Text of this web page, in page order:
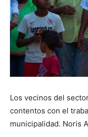
Los vecinos del
contentos con el
municipalidad. Noris